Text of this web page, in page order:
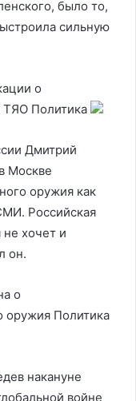
было то,
сильную
о
ТЯО Политика
Дмитрий
Москве
оружия как
Российская
не хочет и
он.
о
оружия Политика
накануне
войне